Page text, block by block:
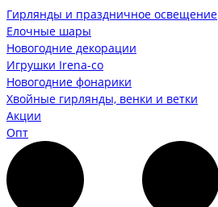
Гирлянды и праздничное освещение
Елочные шары
Новогодние декорации
Игрушки Irena-co
Новогодние фонарики
Хвойные гирлянды, венки и ветки
Акции
Опт